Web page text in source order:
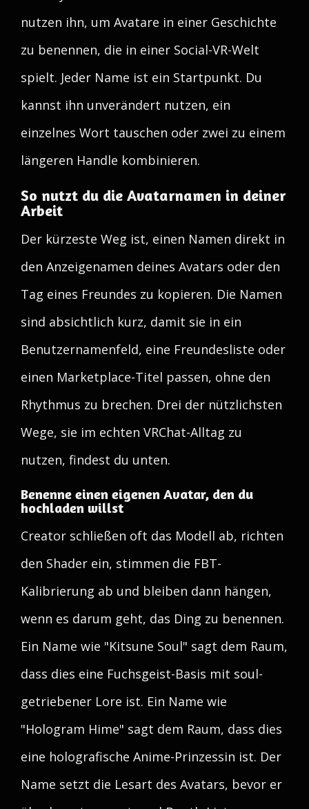
nutzen ihn, um Avatare in einer Geschichte
zu benennen, die in einer Social-VR-Welt
spielt. Jeder Name ist ein Startpunkt. Du
kannst ihn unverändert nutzen, ein
einzelnes Wort tauschen oder zwei zu einem
längeren Handle kombinieren.
So nutzt du die Avatarnamen in deiner
Arbeit
Der kürzeste Weg ist, einen Namen direkt in
den Anzeigenamen deines Avatars oder den
Tag eines Freundes zu kopieren. Die Namen
sind absichtlich kurz, damit sie in ein
Benutzernamenfeld, eine Freundesliste oder
einen Marketplace-Titel passen, ohne den
Rhythmus zu brechen. Drei der nützlichsten
Wege, sie im echten VRChat-Alltag zu
nutzen, findest du unten.
Benenne einen eigenen Avatar, den du
hochladen willst
Creator schließen oft das Modell ab, richten
den Shader ein, stimmen die FBT-
Kalibrierung ab und bleiben dann hängen,
wenn es darum geht, das Ding zu benennen.
Ein Name wie "Kitsune Soul" sagt dem Raum,
dass dies eine Fuchsgeist-Basis mit soul-
getriebener Lore ist. Ein Name wie
"Hologram Hime" sagt dem Raum, dass dies
eine holografische Anime-Prinzessin ist. Der
Name setzt die Lesart des Avatars, bevor er